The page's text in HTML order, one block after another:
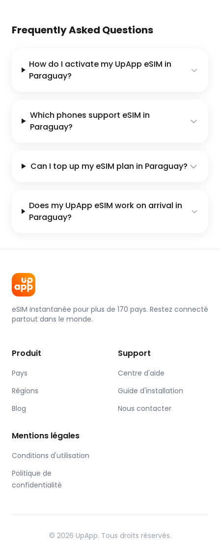
Frequently Asked Questions
How do I activate my UpApp eSIM in
Paraguay?
Which phones support eSIM in
Paraguay?
Can I top up my eSIM plan in Paraguay?
Does my UpApp eSIM work on arrival in
Paraguay?
eSIM instantanée pour plus de 170 pays. Restez connecté
partout dans le monde.
Produit
Pays
Régions
Blog
Support
Centre d'aide
Guide d'installation
Nous contacter
Mentions légales
Conditions d'utilisation
Politique de
confidentialité
© 2026 UpApp. Tous droits réservés.